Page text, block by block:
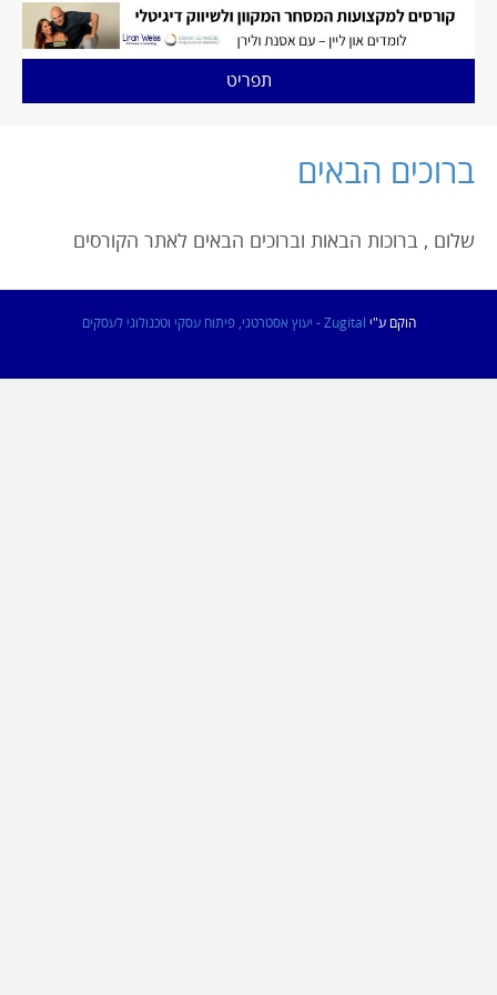
תפריט
ברוכים הבאים
שלום , ברוכות הבאות וברוכים הבאים לאתר הקורסים
הוקם ע"י Zugital - יעוץ אסטרטגי, פיתוח עסקי וטכנולוגי לעסקים